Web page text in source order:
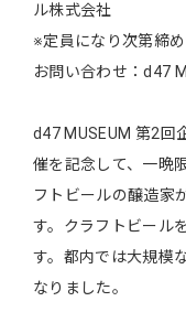
ル株式会社
※定員になり次第締
お問い合わせ：d47
d47 MUSEUM 第2回
催を記念して、一晩
フトビールの醸造家
す。クラフトビール
す。都内では大規模
なりました。